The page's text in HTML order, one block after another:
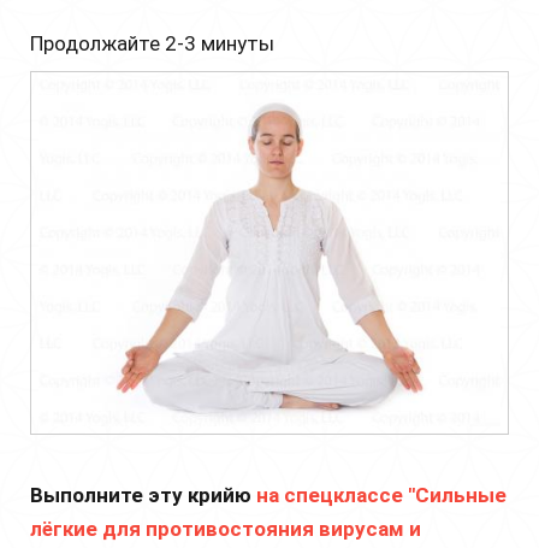
Продолжайте 2-3 минуты
Выполните эту крийю на спецклассе "Сильные
лёгкие для противостояния вирусам и